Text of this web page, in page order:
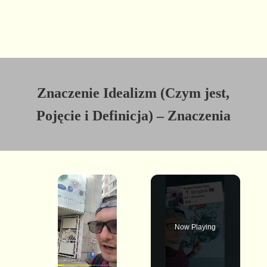
Znaczenie Idealizm (Czym jest,
Pojęcie i Definicja) – Znaczenia
×
Now Playing